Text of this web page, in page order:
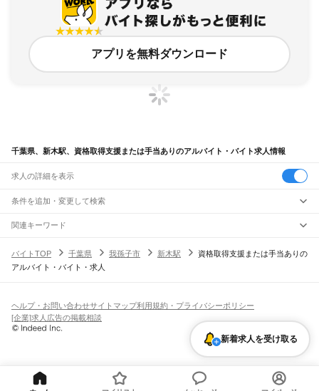
アプリを無料ダウンロード
千葉県、新木駅、資格取得支援または手当ありのアルバイト・バイト求人情報
求人の詳細を表示
条件を追加・変更して検索
市区町村を追加・変更
千葉県すべて
千葉市 すべて
旭市習志野市柏市勝浦市市原市流山市八千代市我孫子市鴨川市鎌ケ谷市
君津市富津市浦安市 印西市白井市富里市南房総市
匝瑳市香取市 印旛郡 香取郡山武郡 長生郡夷隅郡
駅を追加・変更
JR中央・総武線
市川駅本八幡駅下総中山駅 津田沼駅幕張本郷駅幕張駅
新検見川駅
南酒々井駅
日向駅 横芝駅飯倉駅 干潟駅
飯岡駅倉橋駅 松岸駅銚子駅
職種を追加・変更
飲食・フードサービスすべて
ホールスタッフキッチンスタッフ
パン屋（ベーカリー）
バー（BAR）・バーテンダー
飲食店（店長・マネージャー）
営業テレフォンアポインター（テレアポ） ルートセールス
フードカウンター販売員
アパレル 家電量販店・携帯販売（携帯ショップ）
人気
日払いOK高校生歓迎 髪型・髪色自由
留学生・外国人活躍中
シフト
土日祝のみOK
平日のみOK 週1日からOK 週2・3日からOK 週4日以上OK
雇用形態を追加・変更
派遣社員
業務委託
関連キーワード
バイトTOP
千葉県 我孫子市 新木駅
資格取得支援または手当ありの
アルバイト・バイト・求人
新着求人を受け取る
ヘルプ・お問い合わせサイトマップ利用規約・プライバシーポリシー
[企業]求人広告の掲載相談